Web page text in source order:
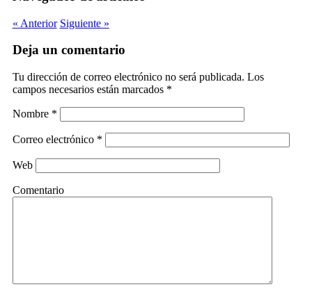
« Anterior Siguiente »
Deja un comentario
Tu dirección de correo electrónico no será publicada. Los
campos necesarios están marcados *
Nombre *
Correo electrónico *
Web
Comentario